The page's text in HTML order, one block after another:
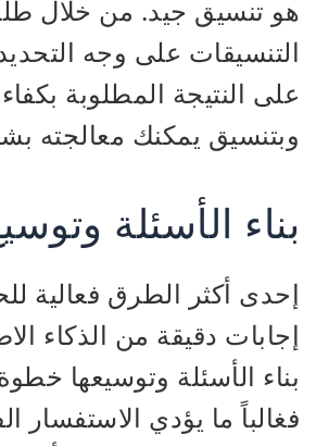
هو تنسيق جيد. من خلال
التنسيقات على وجه
على النتيجة المطلوبة
وبتنسيق يمكنك معالجته
بناء الأسئلة
إحدى أكثر الطرق فعالية
إجابات دقيقة من الذكاء
بناء الأسئلة وتوسيعها
فغالباً ما يؤدي الاستفسار